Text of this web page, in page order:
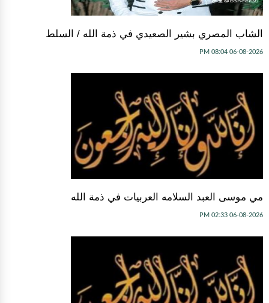
الشاب المصري بشير الصعيدي في ذمة الله / السلط
06-08-2026 08:04 PM
مي موسى العبد السلامه العربيات في ذمة الله
06-08-2026 02:33 PM